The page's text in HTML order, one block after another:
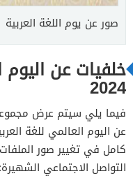
صور عن يوم اللغة العربية
خلفيات عن اليوم
2024
فيما يلي سيتم عرض
عن اليوم العالمي للغة
كامل في تغيير صور
التواصل الاجتماعي الشهيرة: